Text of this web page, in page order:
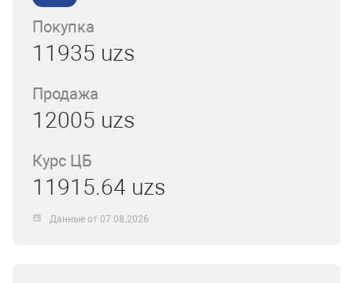
Покупка
11935 uzs
Продажа
12005 uzs
Курс ЦБ
11915.64 uzs
Данные от 07.08.2026